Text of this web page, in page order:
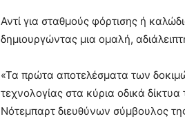
Αντί για σταθμούς φόρτισης ή
δημιουργώντας μια ομαλή,
«Τα πρώτα αποτελέσματα των
τεχνολογίας στα κύρια οδικά
Νότεμπαρτ διευθύνων σύμβουλος